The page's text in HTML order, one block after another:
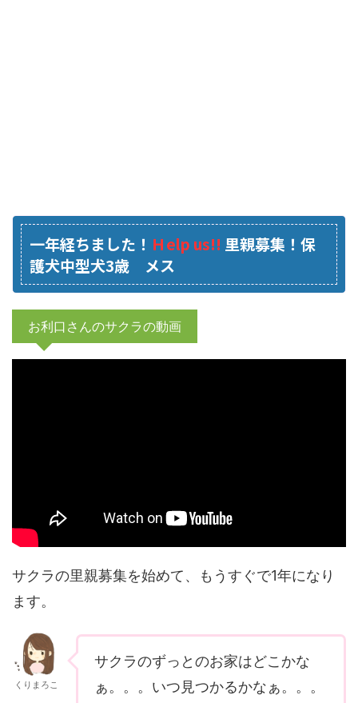
一年経ちました！ Ｈelp us!! 里親募集！保
護犬中型犬3歳 メス
お利口さんのサクラの動画
サクラの里親募集を始めて、もうすぐで1年になり
ます。
くりまろこ
サクラのずっとのお家はどこかな
ぁ。。。いつ見つかるかなぁ。。。